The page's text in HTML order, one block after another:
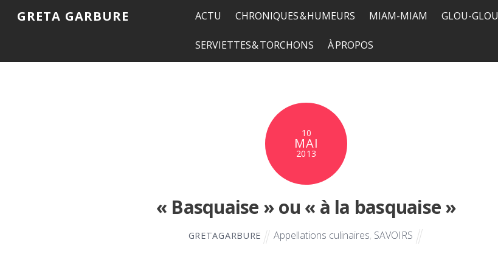
GRETA GARBURE ACTU CHRONIQUES & HUMEURS MIAM-MIAM GLOU-GLOU
SERVIETTES & TORCHONS À PROPOS
10
MAI
2013
« Basquaise » ou « à la basquaise »
GRETAGARBURE Appellations culinaires, SAVOIRS